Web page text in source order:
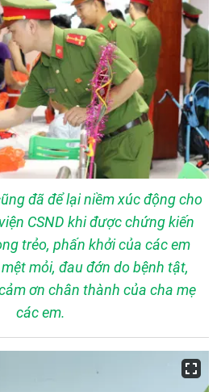
đã để lại niềm xúc động cho
CSND khi được chứng kiến
trẻo, phấn khởi của các em
mỏi, đau đớn do bệnh tật,
ơn chân thành của cha mẹ
các em.